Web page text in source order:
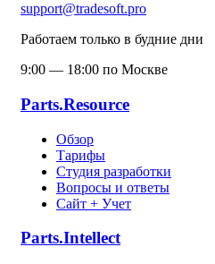
support@tradesoft.pro
Работаем только в будние дни
9:00 — 18:00 по Москве
Parts.Resource
Обзор
Тарифы
Студия разработки
Вопросы и ответы
Сайт + Учет
Parts.Intellect